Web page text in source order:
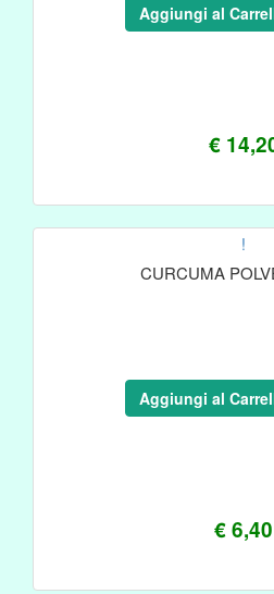
€
Aggiungi al
!
CURCUMA
€ 6,40
Aggiungi al